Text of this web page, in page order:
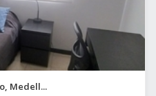
Medell...